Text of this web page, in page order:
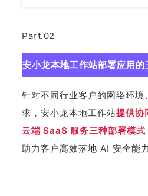
Part.02
安小龙本地工作站部署应用
针对不同行业客户的网络环境
求，安小龙本地工作站提供协
云端 SaaS 服务三种部署模式
助力客户高效落地 AI 安全能力